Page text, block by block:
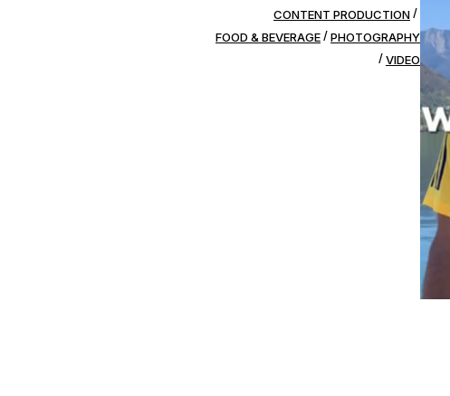
CONTENT PRODUCTION
FOOD & BEVERAGE
PHOTOGRAPHY
VIDEO